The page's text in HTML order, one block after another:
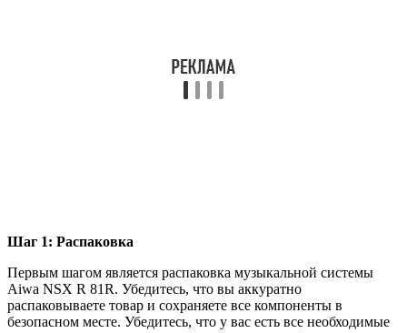
Шаг 1: Распаковка
Первым шагом является распаковка музыкальной системы
Aiwa NSX R 81R. Убедитесь, что вы аккуратно
распаковываете товар и сохраняете все компоненты в
безопасном месте. Убедитесь, что у вас есть все необходимые